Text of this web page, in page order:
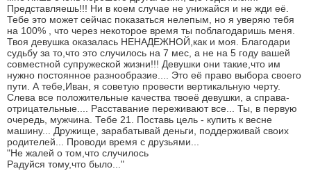
Представляешь!!! Ни в коем случае не унижайся и не жди её.
Тебе это может сейчас показаться нелепым, но я уверяю тебя
на 100% , что через некоторое время ты поблагодаришь меня.
Твоя девушка оказалась НЕНАДЕЖНОЙ,как и моя. Благодари
судьбу за то,что это случилось на 7 мес, а не на 5 году вашей
совместной супружеской жизни!!! Девушки они такие,что им
нужно постоянное разнообразие.... Это её право выбора своего
пути. А тебе,Иван, я советую провести вертикальную черту.
Слева все положительные качества твоеё девушки, а справа-
отрицательные.... Расставание переживают все... Ты, в первую
очередь, мужчина. Тебе 21. Поставь цель - купить к весне
машину... Дружище, зарабатывай деньги, поддерживай своих
родителей... Проводи время с друзьями...
"Не жалей о том,что случилось
Радуйся тому,что было..."